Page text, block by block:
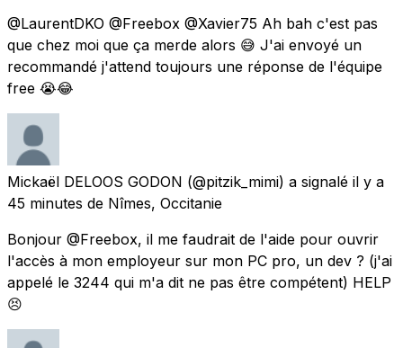
@LaurentDKO @Freebox @Xavier75 Ah bah c'est pas
que chez moi que ça merde alors 😅 J'ai envoyé un
recommandé j'attend toujours une réponse de l'équipe
free 😭😂
Mickaël DELOOS GODON (@pitzik_mimi) a signalé il y a
45 minutes de Nîmes, Occitanie
Bonjour @Freebox, il me faudrait de l'aide pour ouvrir
l'accès à mon employeur sur mon PC pro, un dev ? (j'ai
appelé le 3244 qui m'a dit ne pas être compétent) HELP
😣